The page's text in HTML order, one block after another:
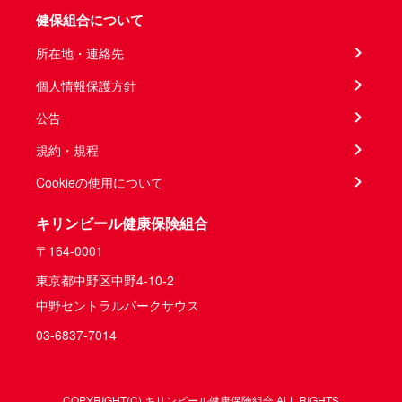
健保組合について
所在地・連絡先
個人情報保護方針
公告
規約・規程
Cookieの使用について
キリンビール健康保険組合
〒164-0001
東京都中野区中野4-10-2
中野セントラルパークサウス
03-6837-7014